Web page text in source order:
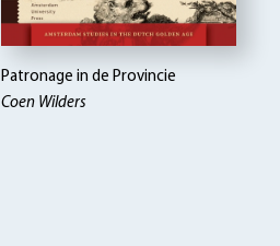
Patronage in de Provincie
Coen Wilders